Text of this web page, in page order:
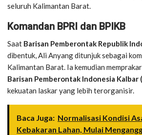
seluruh Kalimantan Barat.
Komandan BPRI dan BPIKB
Saat Barisan Pemberontak Republik
dibentuk, Ali Anyang ditunjuk sebagai
Kalimantan Barat. Ia kemudian
Barisan Pemberontak Indonesia Kalbar
kekuatan laskar yang lebih terorganisir.
Baca Juga: Normalisasi Kondisi
Kebakaran Lahan, Mulai